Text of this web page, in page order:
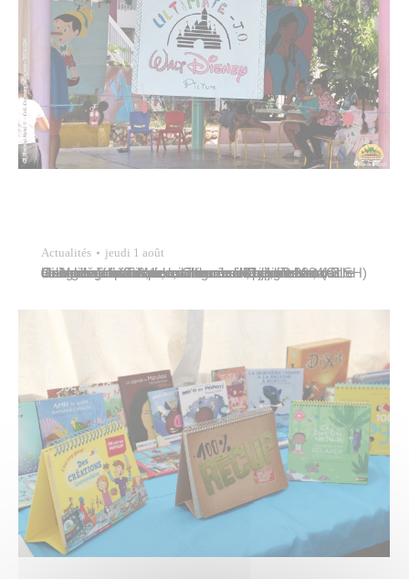
Actualités jeudi 1 août
Une délégation de la commune de Papeete rendait visite aux centres de loisirs sans hébergement (CLSH) de Mama’o et To’ata, ce mercredi 31 juillet 2024. Elle était menée par Maeva Colombani, adjointe au maire déléguée à l’éducation, entourée d’Odile Tcheou, conseillère municipale déléguée à la jeunesse, de Georges Vanffaut, conseiller municipal, de Mata Ganahoa, directrice…